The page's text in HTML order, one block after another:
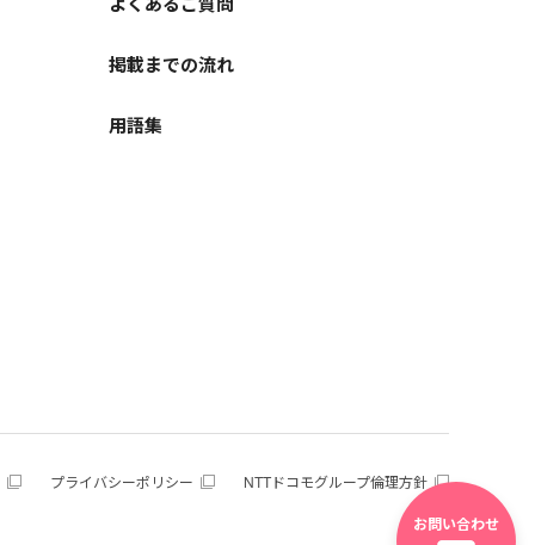
掲載までの流れ
用語集
プライバシーポリシー NTTドコモグループ倫理方針
お問い合わせ